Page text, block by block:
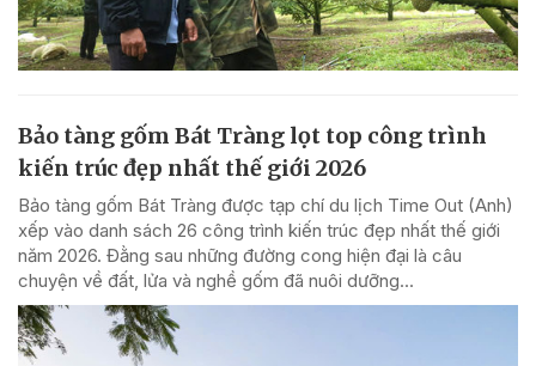
Bảo tàng gốm Bát Tràng lọt top công trình
kiến trúc đẹp nhất thế giới 2026
Bảo tàng gốm Bát Tràng được tạp chí du lịch Time Out (Anh)
xếp vào danh sách 26 công trình kiến trúc đẹp nhất thế giới
năm 2026. Đằng sau những đường cong hiện đại là câu
chuyện về đất, lửa và nghề gốm đã nuôi dưỡng...